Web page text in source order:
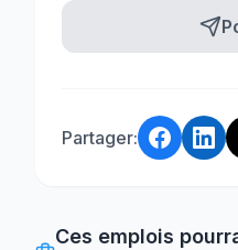
Partager:
Ces emplois